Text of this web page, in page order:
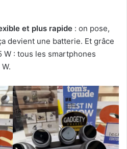
et plus rapide : on pose,
devient une batterie. Et grâce
W : tous les smartphones